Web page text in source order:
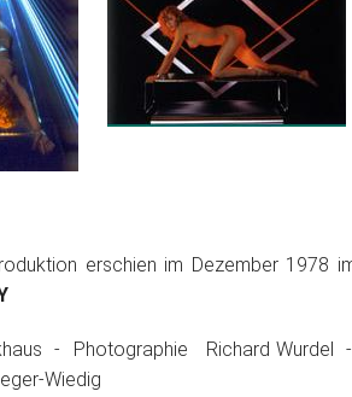
erschien im Dezember 1978
- Photographie Richard Wurdel
Wiedig